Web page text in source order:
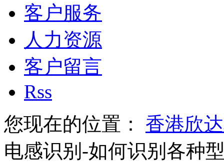
客户服务
人力资源
客户留言
Rss
您现在的位置： 香港欣
电感识别-如何识别各种